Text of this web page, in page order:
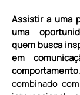
Assistir a uma
uma
quem busca
em
comportamento
combinado